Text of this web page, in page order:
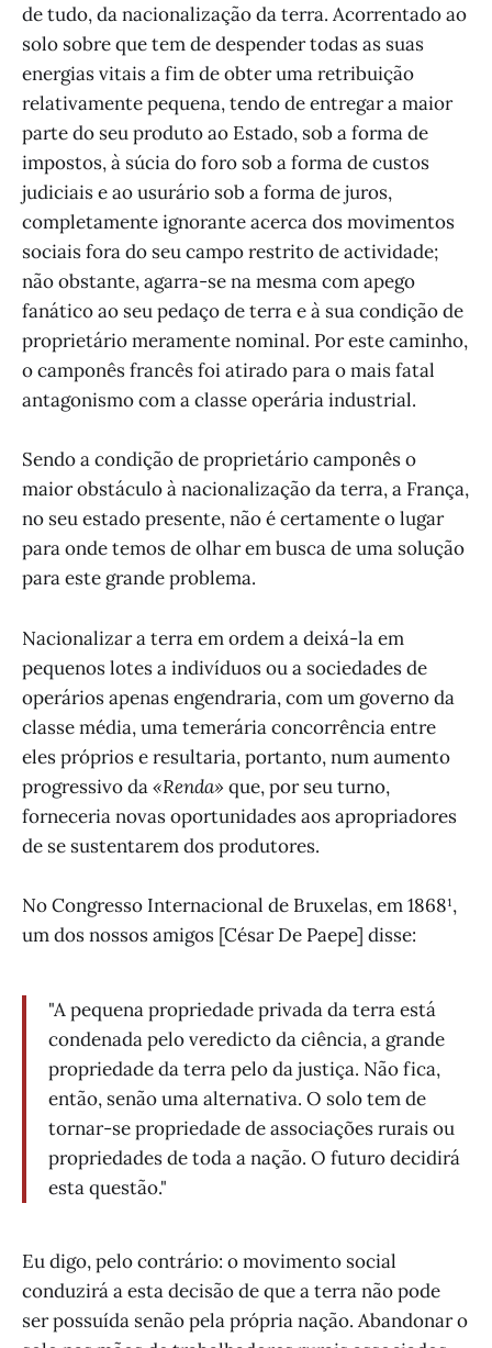
de tudo, da nacionalização da terra. Acorrentado ao
solo sobre que tem de despender todas as suas
energias vitais a fim de obter uma retribuição
relativamente pequena, tendo de entregar a maior
parte do seu produto ao Estado, sob a forma de
impostos, à súcia do foro sob a forma de custos
judiciais e ao usurário sob a forma de juros,
completamente ignorante acerca dos movimentos
sociais fora do seu campo restrito de actividade;
não obstante, agarra-se na mesma com apego
fanático ao seu pedaço de terra e à sua condição de
proprietário meramente nominal. Por este caminho,
o camponês francês foi atirado para o mais fatal
antagonismo com a classe operária industrial.
Sendo a condição de proprietário camponês o
maior obstáculo à nacionalização da terra, a França,
no seu estado presente, não é certamente o lugar
para onde temos de olhar em busca de uma solução
para este grande problema.
Nacionalizar a terra em ordem a deixá-la em
pequenos lotes a indivíduos ou a sociedades de
operários apenas engendraria, com um governo da
classe média, uma temerária concorrência entre
eles próprios e resultaria, portanto, num aumento
progressivo da«Renda» que, por seu turno,
forneceria novas oportunidades aos apropriadores
de se sustentarem dos produtores.
No Congresso Internacional de Bruxelas, em 1868¹,
um dos nossos amigos [César De Paepe] disse:
"A pequena propriedade privada da terra está
condenada pelo veredicto da ciência, a grande
propriedade da terra pelo da justiça. Não fica,
então, senão uma alternativa. O solo tem de
tornar-se propriedade de associações rurais ou
propriedades de toda a nação. O futuro decidirá
esta questão."
Eu digo, pelo contrário: o movimento social
conduzirá a esta decisão de que a terra não pode
ser possuída senão pela própria nação. Abandonar o